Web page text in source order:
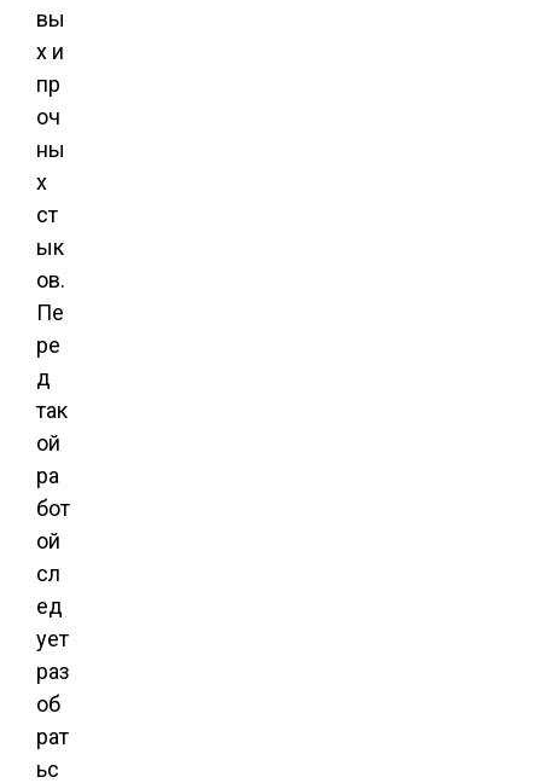
вы
х и
пр
оч
ны
х
ст
ык
ов.
Пе
ре
д
так
ой
ра
бот
ой
сл
ед
ует
раз
об
рат
ьс